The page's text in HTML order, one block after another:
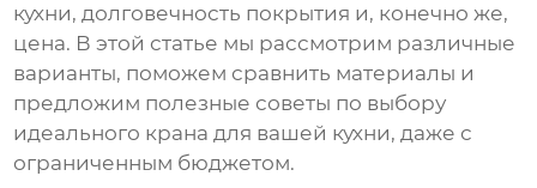
кухни, долговечность покрытия и, конечно же,
цена. В этой статье мы рассмотрим различные
варианты, поможем сравнить материалы и
предложим полезные советы по выбору
идеального крана для вашей кухни, даже с
ограниченным бюджетом.